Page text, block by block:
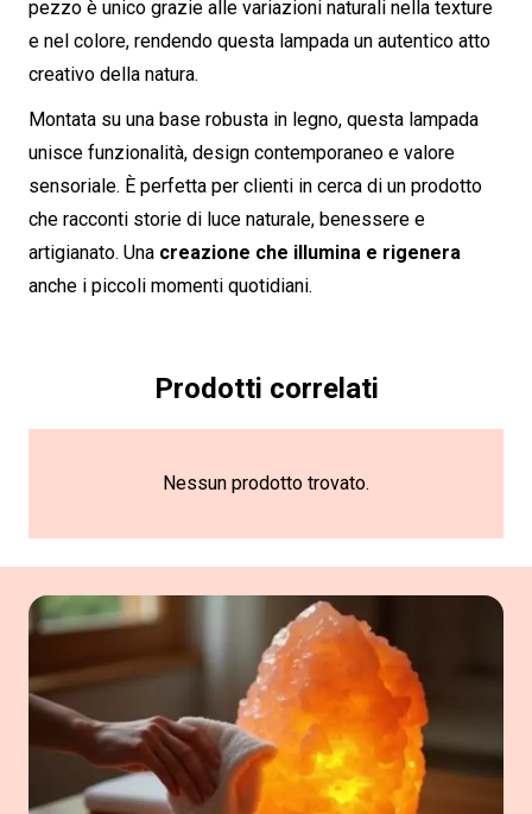
pezzo è unico grazie alle variazioni naturali nella texture
e nel colore, rendendo questa lampada un autentico atto
creativo della natura.
Montata su una base robusta in legno, questa lampada
unisce funzionalità, design contemporaneo e valore
sensoriale. È perfetta per clienti in cerca di un prodotto
che racconti storie di luce naturale, benessere e
artigianato. Una creazione che illumina e rigenera
anche i piccoli momenti quotidiani.
Prodotti correlati
Nessun prodotto trovato.